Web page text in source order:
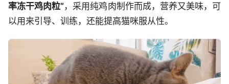
率冻干鸡肉粒”，采用纯鸡肉制作而成，营养又美味，可
以用来引导、训练，还能提高猫咪服从性。